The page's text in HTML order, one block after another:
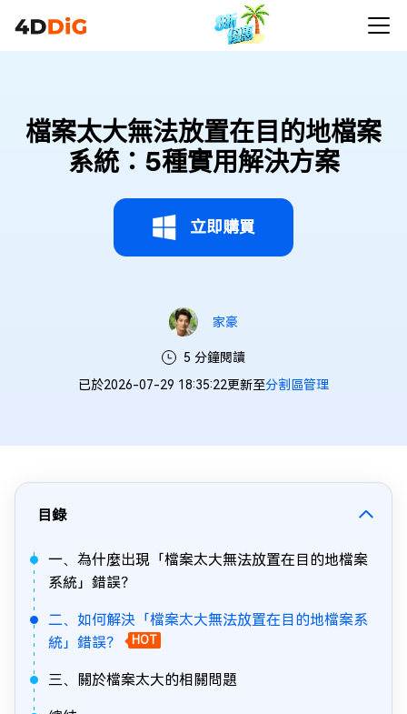
檔案太大無法放置在目的地檔案
系統：5種實用解決方案
立即購買
家豪
5 分鐘閱讀
已於2026-07-29 18:35:22更新至分割區管理
目錄
一、為什麼出現「檔案太大無法放置在目的地檔案
系統」錯誤？
二、如何解決「檔案太大無法放置在目的地檔案系
統」錯誤？
HOT
三、關於檔案太大的相關問題